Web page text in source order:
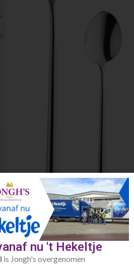
nu 't Hekeltje
is Jongh's overgenomen